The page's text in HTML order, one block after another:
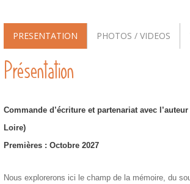
PRESENTATION PHOTOS / VIDEOS
Présentation
Commande d’écriture et partenariat avec
Loire)
Premières : Octobre 2027
Nous explorerons ici le champ de la mémoire, du